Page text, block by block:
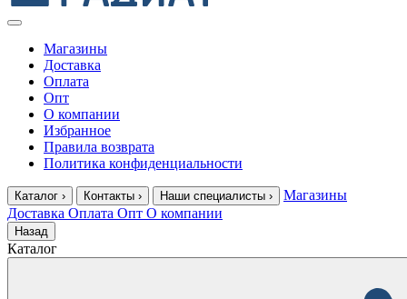
Магазины
Доставка
Оплата
Опт
О компании
Избранное
Правила возврата
Политика конфиденциальности
Каталог › Контакты › Наши специалисты ›
Магазины
Доставка Оплата Опт О компании
Назад
Каталог